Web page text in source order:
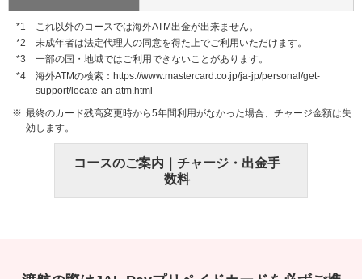
これ以外のコースでは海外ATM出金が出来ません。
未成年者は法定代理人の同意を得た上でご利用いただけます。
一部の国・地域ではご利用できないことがあります。
海外ATMの検索：https://www.mastercard.co.jp/ja-jp/personal/get-
support/locate-an-atm.html
最終のカード残高変更時から5年間利用がなかった場合、チャージ金額は失
効します。
コースのご案内｜チャージ・出金手
数料